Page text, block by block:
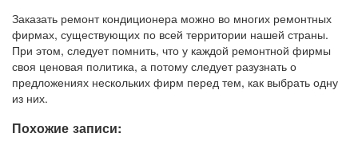
Заказать ремонт кондиционера можно во многих ремонтных
фирмах, существующих по всей территории нашей страны.
При этом, следует помнить, что у каждой ремонтной фирмы
своя ценовая политика, а потому следует разузнать о
предложениях нескольких фирм перед тем, как выбрать одну
из них.
Похожие записи: